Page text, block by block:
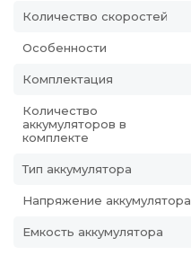
Количество скоростей
Особенности
Комплектация
Количество
аккумуляторов в
комплекте
Тип аккумулятора
Напряжение аккумулятора
Емкость аккумулятора